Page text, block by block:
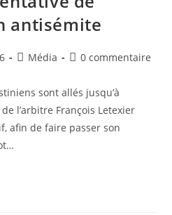
antisémite
Média 0 commentaire
sont allés jusqu’à
l’arbitre François Letexier
afin de faire passer son